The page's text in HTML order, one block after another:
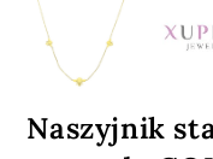
Naszyjnik